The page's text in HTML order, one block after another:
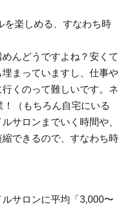
楽しめる、すなわち時
んどうですよね？安くて
埋まっていますし、仕事や
くのって難しいです。ネ
（もちろん自宅にいる
サロンまでいく時間や、
できるので、すなわち時
サロンに平均「3,000〜